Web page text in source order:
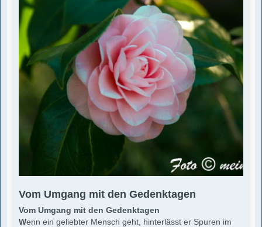
Vom Umgang mit den Gedenktagen
Vom Umgang mit den Gedenktagen
Wenn ein geliebter Mensch geht, hinterlässt er Spuren im